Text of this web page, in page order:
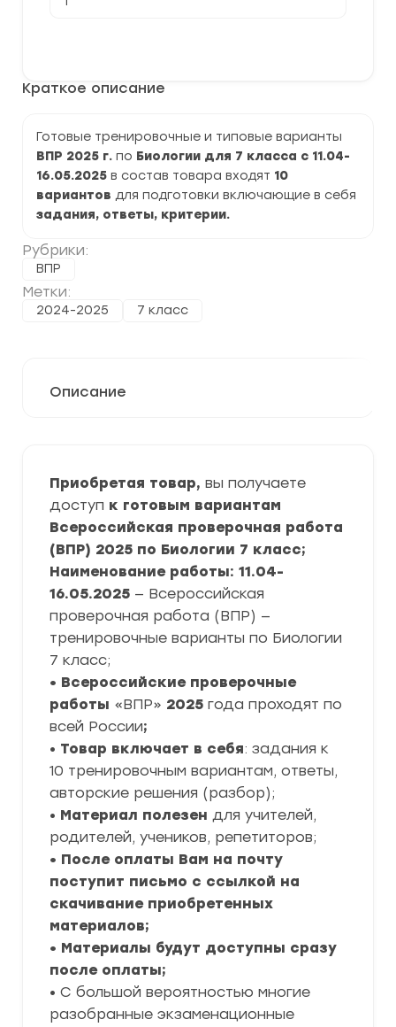
Краткое описание
Готовые тренировочные и типовые варианты
ВПР 2025 г. по Биологии для 7 класса с 11.04-
16.05.2025 в состав товара входят 10
вариантов для подготовки включающие в себя
задания, ответы, критерии.
Рубрики:
ВПР
Метки:
2024-2025 7 класс
7
2025
г.
задания
и
Описание
Приобретая товар, вы получаете
доступ к готовым вариантам
Всероссийская проверочная работа
(ВПР) 2025 по Биологии 7 класс;
Наименование работы: 11.04-
16.05.2025 — Всероссийская
проверочная работа (ВПР) —
тренировочные варианты по Биологии
7 класс;
• Всероссийские проверочные
работы «ВПР» 2025 года проходят по
всей России;
• Товар включает в себя: задания к
10 тренировочным вариантам, ответы,
авторские решения (разбор);
• Материал полезен для учителей,
родителей, учеников, репетиторов;
• После оплаты Вам на почту
поступит письмо с ссылкой на
скачивание приобретенных
материалов;
• Материалы будут доступны сразу
после оплаты;
• С большой вероятностью многие
разобранные экзаменационные